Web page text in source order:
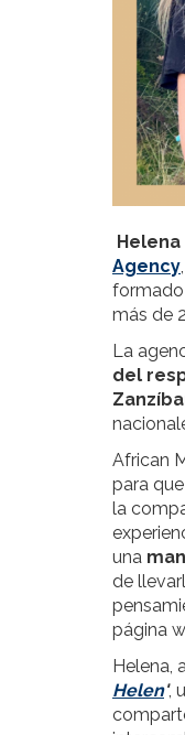
Helena
Agency
formado
más de
La
del
African
para
la
una
de
página
Helena,
Helen',